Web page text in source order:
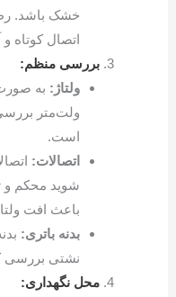
خشک باشد.
اتصال کوتاه
بررسی منظم:
ولتاژ: به صورت
است.
اتصالات:
شوید محکم و
باعث افت
بدنه باتری:
نشتی بررسی
محل نگهداری: